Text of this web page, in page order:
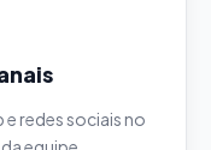
redes sociais no